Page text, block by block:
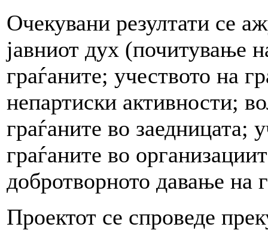
Очекувани резултати се
јавниот дух (почитување
граѓаните; учеството на
непартиски активности;
граѓаните во заедницата;
граѓаните во
добротворното давање на
Проектот се спроведе